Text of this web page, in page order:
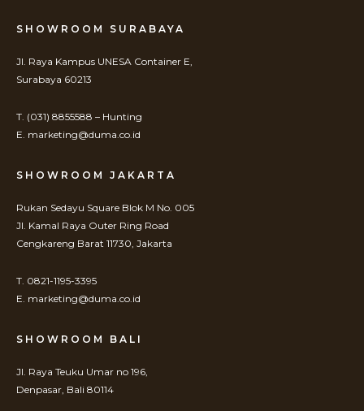
SHOWROOM SURABAYA
Jl. Raya Kampus UNESA Container E,
Surabaya 60213
T. (031) 8855588 – Hunting
E. marketing@duma.co.id
SHOWROOM JAKARTA
Rukan Sedayu Square Blok M No. 005
Jl. Kamal Raya Outer Ring Road
Cengkareng Barat 11730, Jakarta
T. 0821-1195-3395
E. marketing@duma.co.id
SHOWROOM BALI
Jl. Raya Teuku Umar no 196,
Denpasar, Bali 80114